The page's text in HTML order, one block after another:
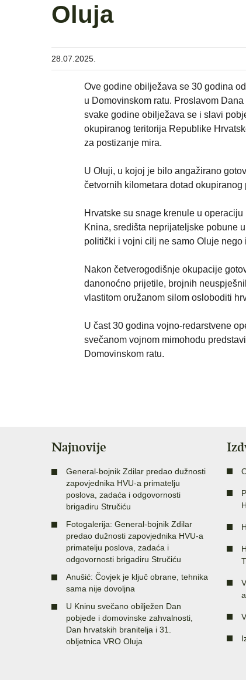
Oluja
28.07.2025.
Ove godine obilježava se 30 godina
u Domovinskom ratu. Proslavom
svake godine obilježava se i slavi
okupiranog teritorija Republike
za postizanje mira.
U Oluji, u kojoj je bilo angažirano
četvornih kilometara dotad
Hrvatske su snage krenule u
Knina, središta neprijateljske pobune
politički i vojni cilj ne samo Oluje
Nakon četverogodišnje okupacije
danonoćno prijetile, brojnih
vlastitom oružanom silom osloboditi
U čast 30 godina vojno-redarstvene
svečanom vojnom mimohodu
Domovinskom ratu.
Najnovije
General-bojnik Zdilar predao dužnosti
zapovjednika HVU-a primatelju
poslova, zadaća i odgovornosti
brigadiru Stručiću
Fotogalerija: General-bojnik Zdilar
predao dužnosti zapovjednika HVU-a
primatelju poslova, zadaća i
odgovornosti brigadiru Stručiću
Anušić: Čovjek je ključ obrane, tehnika
sama nije dovoljna
U Kninu svečano obilježen Dan
pobjede i domovinske zahvalnosti,
Dan hrvatskih branitelja i 31.
obljetnica VRO Oluja